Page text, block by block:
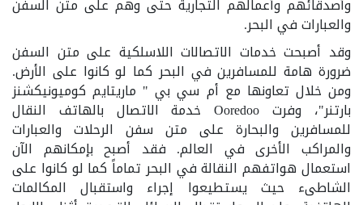
وأصدقائهم وأعمالهم التجارية حتى وهم على متن السفن
والعبارات في البحر.
وقد أصبحت خدمات الاتصالات اللاسلكية على متن السفن
ضرورة هامة للمسافرين في البحر كما لو كانوا على الأرض.
ومن خلال تعاونها مع أم سي بي " ماريتايم كوميونيكشنز
بارتنر"، وفرت Ooredoo خدمة الاتصال بالهاتف النقال
للمسافرين والبحارة على متن سفن الرحلات والعبارات
والمراكب الأخرى في العالم. فقد أصبح بإمكانهم الآن
استعمال هواتفهم النقالة في البحر تماماً كما لو كانوا على
الشاطىء حيث يستطيعوا إجراء واستقبال المكالمات